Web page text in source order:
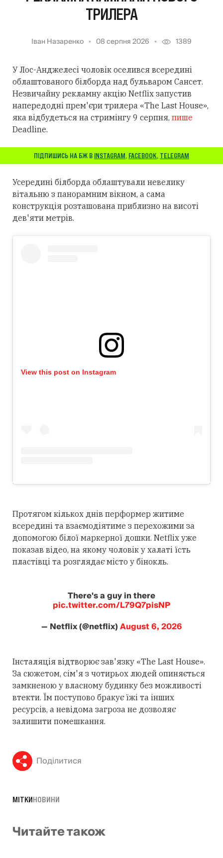
ТРИЛЕРА
Іван Назаренко 08 серпня 2026 1389
У Лос-Анджелесі чоловік оселився всередині
облаштованого білборда над бульваром Сансет.
Незвичайну рекламну акцію Netflix запустив
напередодні прем'єри трилера «The Last House»,
яка відбудеться на стримінгу 9 серпня, пише
Deadline.
ПІДПИШИСЬ НА БЖ В INSTAGRAM, FACEBOOK, TELEGRAM
Усередині білборда облаштували невелику
вітальню з панорамним вікном, а сама
конструкція розташована приблизно на висоті
дев'яти метрів.
View this post on Instagram
Протягом кількох днів перформер житиме
всередині та взаємодіятиме з перехожими за
допомогою білої маркерної дошки. Netflix уже
показав відео, на якому чоловік у халаті їсть
пластівці та розглядає місто у бінокль.
There's a guy in there
pic.twitter.com/L79Q7pisNP
— Netflix (@netflix)August 6, 2026
Інсталяція відтворює зав'язку «The Last House».
За сюжетом, сім'я з чотирьох людей опиняється
замкненою у власному будинку без можливості
втекти. Їм поступово бракує їжі та інших
ресурсів, а невідома загроза не дозволяє
залишити помешкання.
Поділитися
МІТКИНОВИНИ
Читайте також